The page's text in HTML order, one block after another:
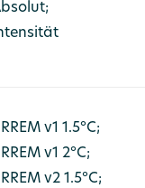
v1 1.5°C;
v1 2°C;
v2 1.5°C;